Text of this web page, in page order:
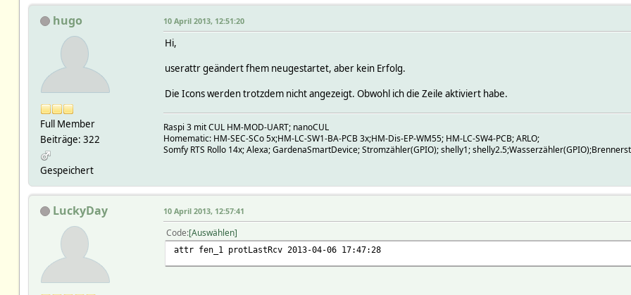
hugo
Full Member
Beiträge: 322
Gespeichert
10 April 2013, 12:51:20
Hi,
userattr geändert fhem neugestartet, aber kein Erfolg.
Die Icons werden trotzdem nicht angezeigt. Obwohl ich die Zeile aktiviert habe.
Raspi 3 mit CUL HM-MOD-UART; nanoCUL
Homematic: HM-SEC-SCo 5x;HM-LC-SW1-BA-PCB 3x;HM-Dis-EP-WM55; HM-LC-SW4-PCB; ARLO;
Somfy RTS Rollo 14x; Alexa; GardenaSmartDevice; Stromzähler(GPIO); shelly1;
LuckyDay 10 April 2013, 12:57:41
Code Auswählen
attr fen_1 protLastRcv 2013-04-06 17:47:28